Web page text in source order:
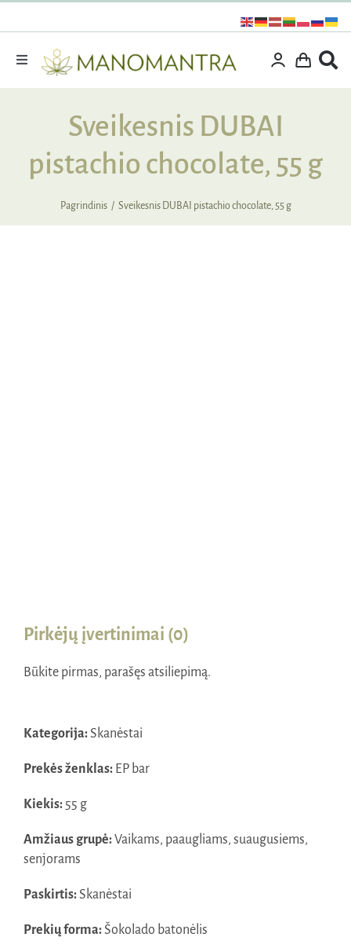
turinį
Toggle
Dovanos
Išpardavimas
Vitaminai ir maisto papildai
Sveikesnis DUBAI
pistachio chocolate, 55 g
Pagrindinis Sveikesnis DUBAI pistachio chocolate, 55 g
Pirkėjų įvertinimai (0)
Būkite pirmas, parašęs atsiliepimą.
Kategorija:Skanėstai
Prekės ženklas:EP bar
Kiekis:55 g
Amžiaus grupė:Vaikams, paaugliams, suaugusiems,
senjorams
Paskirtis:Skanėstai
Prekių forma:Šokolado batonėlis